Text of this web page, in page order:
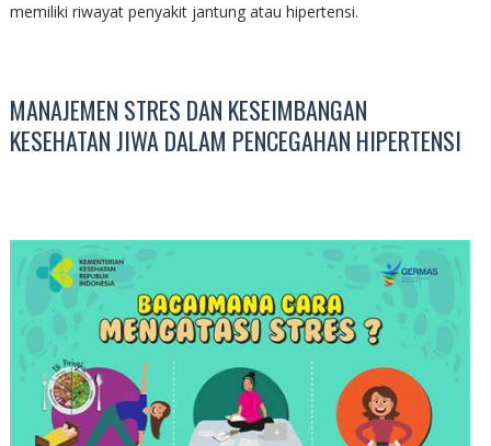
memiliki riwayat penyakit jantung atau hipertensi.
MANAJEMEN STRES DAN KESEIMBANGAN
KESEHATAN JIWA DALAM PENCEGAHAN HIPERTENSI